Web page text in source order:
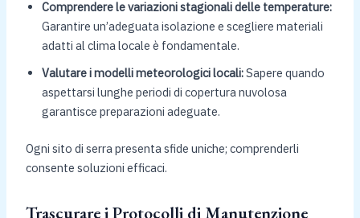
Comprendere le variazioni stagionali delle temperature:
Garantire un’adeguata isolazione e scegliere materiali
adatti al clima locale è fondamentale.
Valutare i modelli meteorologici locali:Sapere quando
aspettarsi lunghe periodi di copertura nuvolosa
garantisce preparazioni adeguate.
Ogni sito di serra presenta sfide uniche; comprenderli
consente soluzioni efficaci.
Trascurare i Protocolli di Manutenzione